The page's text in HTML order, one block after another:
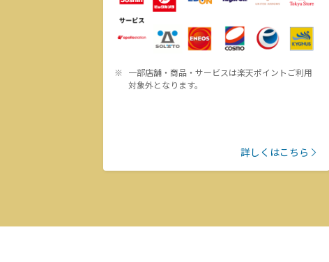
一部店舗・商品・サービスは楽天ポイントご利用
対象外となります。
詳しくはこちら